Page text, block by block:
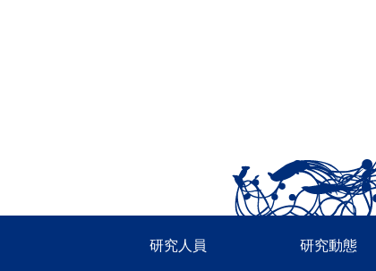
研究人員 研究動態